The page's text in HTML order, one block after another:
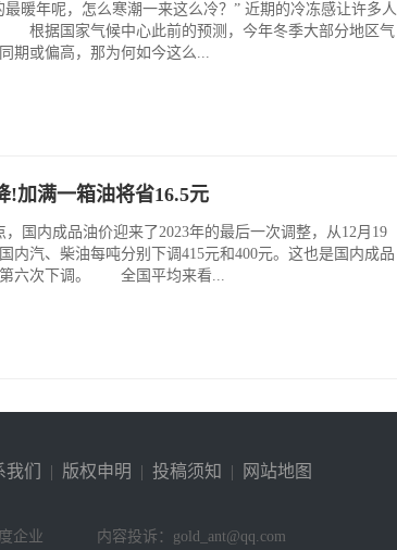
年呢，怎么寒潮一来这么冷？” 近期的冷冻感让许多人
根据国家气候中心此前的预测，今年冬季大部分地区气
期或偏高，那为何如今这么...
!加满一箱油将省16.5元
内成品油价迎来了2023年的最后一次调整，从12月19
内汽、柴油每吨分别下调415元和400元。这也是国内成品
第六次下调。 全国平均来看...
们 | 版权申明 | 投稿须知 | 网站地图
企业 内容投诉：gold_ant@qq.com